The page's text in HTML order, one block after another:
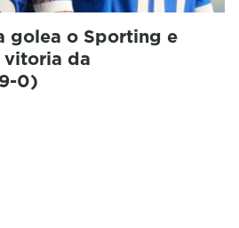
golea o Sporting e
vitoria da
0)